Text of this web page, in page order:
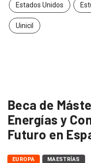
Estados Unidos
Uinicil
Beca de
Energías y
Futuro en
EUROPA MAESTRÍAS